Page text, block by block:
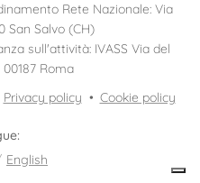
Rete Nazionale: Via
San Salvo (CH)
sull'attività: IVASS Via del
Roma
Privacy policy Cookie policy
English